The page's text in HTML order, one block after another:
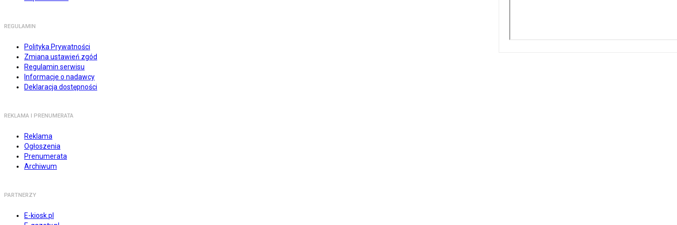
REGULAMIN
Polityka Prywatności
Zmiana ustawień zgód
Regulamin serwisu
Informacje o nadawcy
Deklaracja dostępności
REKLAMA I PRENUMERATA
Reklama
Ogłoszenia
Prenumerata
Archiwum
PARTNERZY
E-kiosk.pl